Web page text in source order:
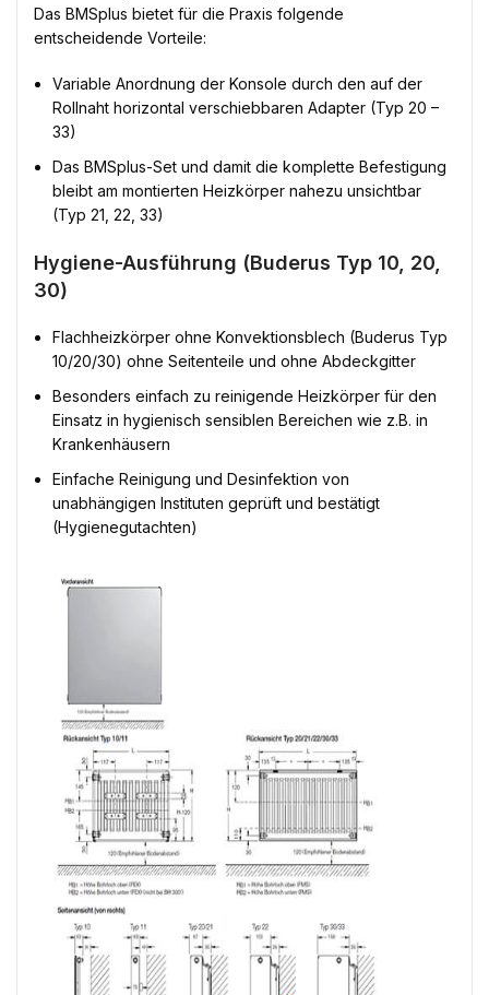
Das BMSplus bietet für die Praxis folgende
entscheidende Vorteile:
Variable Anordnung der Konsole durch den auf der
Rollnaht horizontal verschiebbaren Adapter (Typ 20 –
33)
Das BMSplus-Set und damit die komplette Befestigung
bleibt am montierten Heizkörper nahezu unsichtbar
(Typ 21, 22, 33)
Hygiene-Ausführung (Buderus Typ 10, 20,
30)
Flachheizkörper ohne Konvektionsblech (Buderus Typ
10/20/30) ohne Seitenteile und ohne Abdeckgitter
Besonders einfach zu reinigende Heizkörper für den
Einsatz in hygienisch sensiblen Bereichen wie z.B. in
Krankenhäusern
Einfache Reinigung und Desinfektion von
unabhängigen Instituten geprüft und bestätigt
(Hygienegutachten)